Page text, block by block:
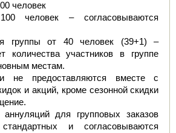
человек
человек – согласовываются
группы от 40 человек (39+1) –
количества участников в группе
местам.
не предоставляются вместе с
и акций, кроме сезонной скидки
для групповых заказов
и согласовываются